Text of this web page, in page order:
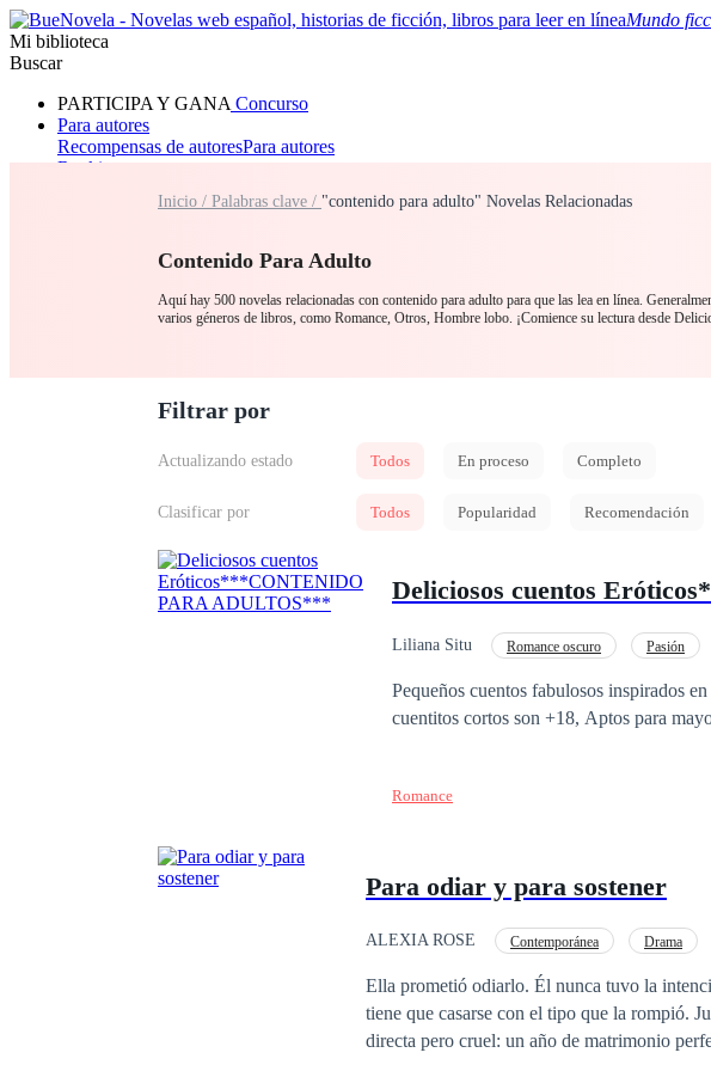
Mundo
Mi biblioteca
Buscar
PARTICIPA Y GANA Concurso
Para autores
Recompensas de autoresPara autores
Ranking
RomanceHombre loboMafia Sistema
Inicio / Palabras clave / "contenido para adulto" Novelas Relacionadas
Contenido Para Adulto
Aquí hay 500 novelas relacionadas con contenido para adulto para que las lea en línea.
varios géneros de libros, como Romance, Otros, Hombre lobo. ¡Comience su lectura desde
Filtrar por
Actualizando estado Todos En proceso Completo
Clasificar por Todos Popularidad Recomendación
Deliciosos cuentos
Liliana Situ Romance oscuro Pasión
Pequeños cuentos fabulosos inspirados
cuentitos cortos son +18, Aptos para
Romance
Para odiar y para sostener
ALEXIA ROSE Contemporánea Drama
Ella prometió odiarlo. Él nunca tuvo la intención de anhelarla. Para salvar la
tiene que casarse con el tipo que la rompió.
directa pero cruel: un año de matrimonio